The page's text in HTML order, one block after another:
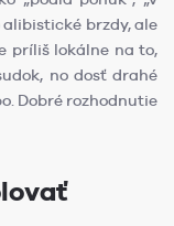
brzdy, ale
príliš lokálne na to,
no dosť drahé
Dobré rozhodnutie